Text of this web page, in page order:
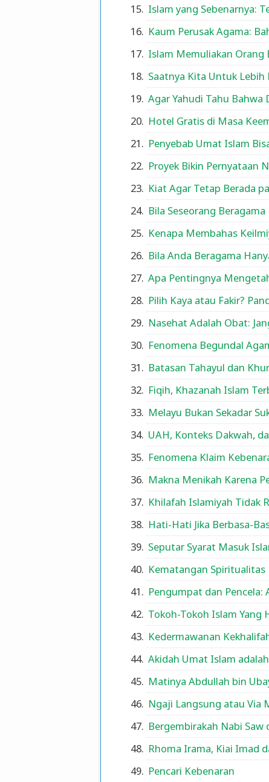
Islam yang Sebenarnya:
Kaum Perusak Agama:
Islam Memuliakan Orang
Saatnya Kita Untuk Lebih
Agar Yahudi Tahu Bahwa
Hotel Gratis di Masa
Penyebab Umat Islam
Proyek Bikin Pernyataan
Kiat Agar Tetap Berada
Bila Seseorang Beragama
Kenapa Membahas
Bila Anda Beragama
Apa Pentingnya
Pilih Kaya atau Fakir?
Nasehat Adalah Obat:
Fenomena Begundal
Batasan Tahayul dan
Fiqih, Khazanah Islam
Melayu Bukan Sekadar
UAH, Konteks Dakwah,
Fenomena Klaim
Makna Menikah Karena
Khilafah Islamiyah Tidak
Hati-Hati Jika Berbasa-
Seputar Syarat Masuk
Kematangan Spiritualitas
Pengumpat dan
Tokoh-Tokoh Islam Yang
Kedermawanan
Akidah Umat Islam
Matinya Abdullah bin
Ngaji Langsung atau Via
Bergembirakah Nabi
Rhoma Irama, Kiai Imad
Pencari Kebenaran